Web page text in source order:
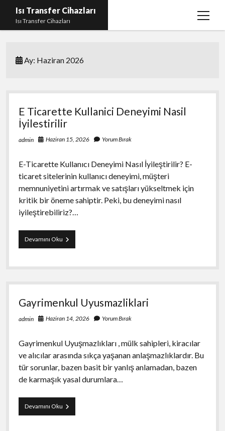
Isı Transfer Cihazları
Isı Transfer Cihazları
menüyü
Instagram Beğeni Yükseltme Ücretsiz
Sayfa Listesi
Youtube Yorum Hilesi Gerçek
Ay: Haziran 2026
E Ticarette Kullanici Deneyimi Nasil
İyilestirilir
admin Haziran 15, 2026 Yorum Bırak
E-Ticarette Kullanıcı Deneyimi Nasıl İyileştirilir? E-
ticaret sitelerinin kullanıcı deneyimi, müşteri
memnuniyetini artırmak ve satışları yükseltmek için
kritik bir öneme sahiptir. Peki, bu deneyimi nasıl
iyileştirebiliriz?…
Devamını OkuE
Ticarette
Deneyimi
İyilestirilir
Gayrimenkul Uyusmazliklari
admin Haziran 14, 2026 Yorum Bırak
Gayrimenkul Uyuşmazlıkları , mülk sahipleri, kiracılar
ve alıcılar arasında sıkça yaşanan anlaşmazlıklardır. Bu
tür sorunlar, bazen basit bir yanlış anlamadan, bazen
de karmaşık yasal durumlara…
Devamını OkuGayrimenkul
Uyusmazliklari